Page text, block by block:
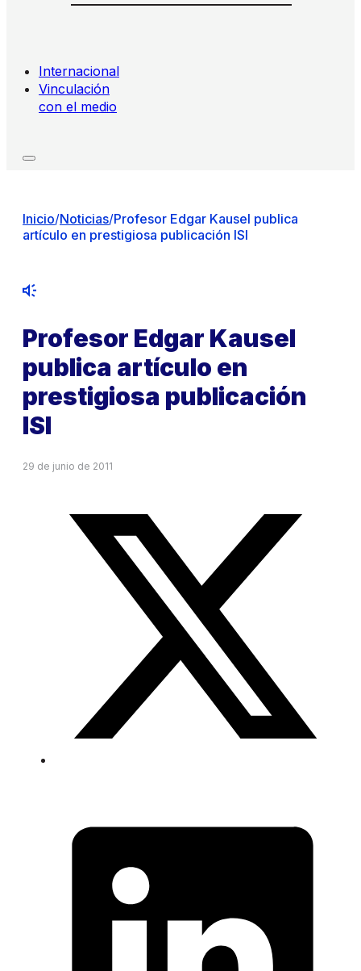
Internacional
Vinculación
con el medio
Inicio/Noticias/Profesor Edgar Kausel publica
artículo en prestigiosa publicación ISI
Profesor Edgar Kausel
publica artículo en
prestigiosa publicación
ISI
29 de junio de 2011